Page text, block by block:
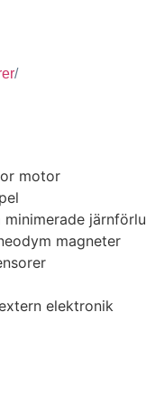
/
motor
magneter
elektronik